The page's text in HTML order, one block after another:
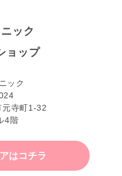
ック
ョップ
ック
元寺町1-32
4階
はコチラ